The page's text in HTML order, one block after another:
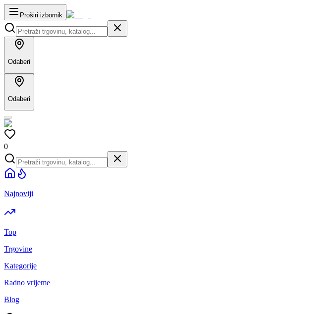
Proširi izbornik
Odaberi
Odaberi
0
Najnoviji
Top
Trgovine
Kategorije
Radno vrijeme
Blog